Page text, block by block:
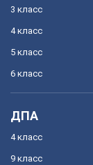
3 класс
4 класс
5 класс
6 класс
ДПА
4 класс
9 класс